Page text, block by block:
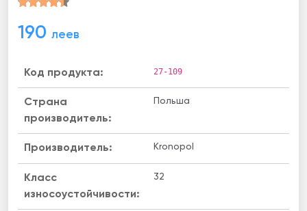
190 леев
Код продукта: 27-109
Страна
производитель:
Польша
Производитель: Kronopol
Класс
износоустойчивости:
32